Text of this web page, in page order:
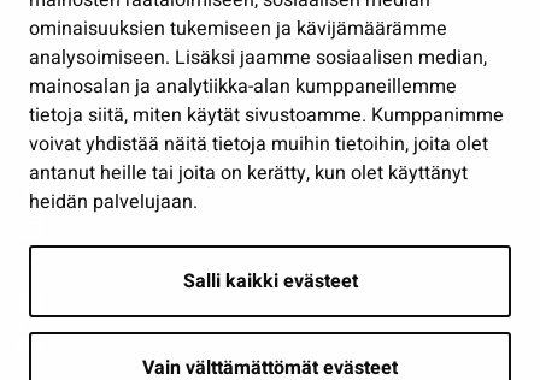
ominaisuuksien tukemiseen ja kävijämäärämme
analysoimiseen. Lisäksi jaamme sosiaalisen median,
mainosalan ja analytiikka-alan kumppaneillemme
tietoja siitä, miten käytät sivustoamme. Kumppanimme
voivat yhdistää näitä tietoja muihin tietoihin, joita olet
antanut heille tai joita on kerätty, kun olet käyttänyt
heidän palvelujaan.
Salli kaikki evästeet
Vain välttämättömät evästeet
Osallistu ja asioi
Näytä omat evästeasetukseni
Seuraa meitä